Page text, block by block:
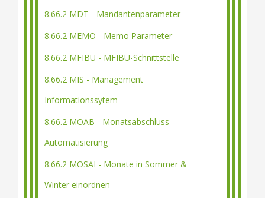
8.66.2 MDT - Mandantenparameter
8.66.2 MEMO - Memo Parameter
8.66.2 MFIBU - MFIBU-Schnittstelle
8.66.2 MIS - Management
Informationssytem
8.66.2 MOAB - Monatsabschluss
Automatisierung
8.66.2 MOSAI - Monate in Sommer &
Winter einordnen